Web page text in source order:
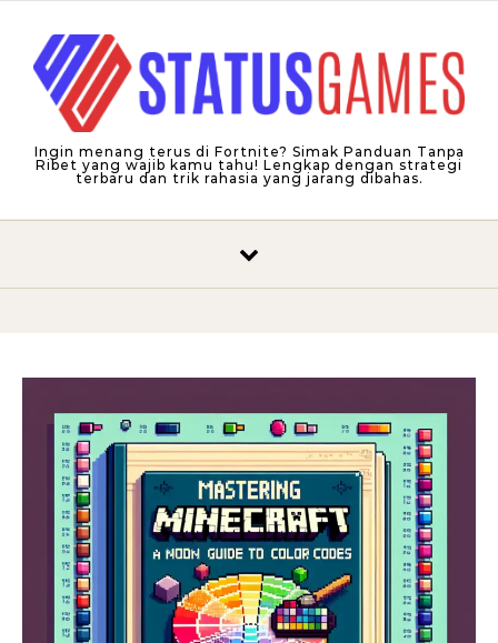
Ingin menang terus di Fortnite? Simak Panduan Tanpa
Ribet yang wajib kamu tahu! Lengkap dengan strategi
terbaru dan trik rahasia yang jarang dibahas.